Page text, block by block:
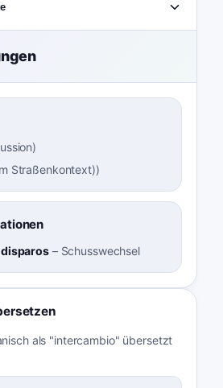
)
Straßenkontext))
– Schusswechsel
als "intercambio" übersetzt